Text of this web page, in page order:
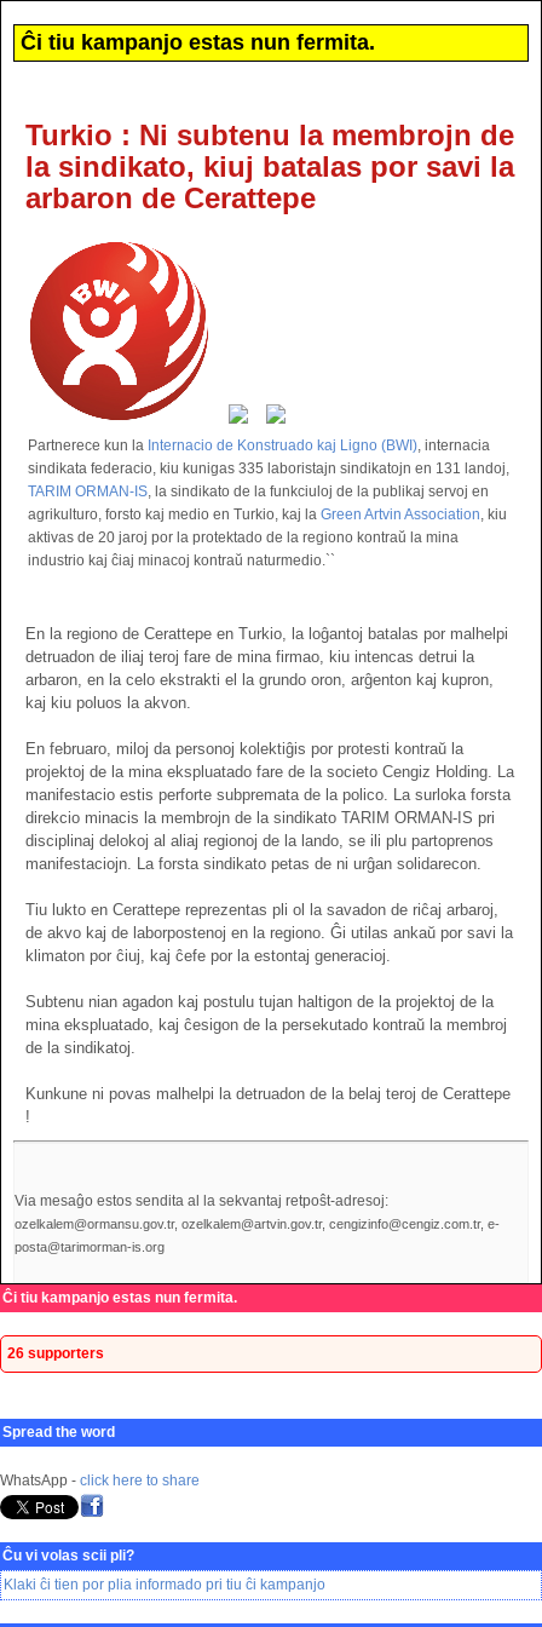
Ĉi tiu kampanjo estas nun fermita.
Turkio : Ni subtenu la membrojn de
la sindikato, kiuj batalas por savi la
arbaron de Cerattepe
Partnerece kun la Internacio de Konstruado kaj Ligno (BWI), internacia
sindikata federacio, kiu kunigas 335 laboristajn sindikatojn en 131 landoj,
TARIM ORMAN-IS, la sindikato de la funkciuloj de la publikaj servoj en
agrikulturo, forsto kaj medio en Turkio, kaj la Green Artvin Association, kiu
aktivas de 20 jaroj por la protektado de la regiono kontraŭ la mina
industrio kaj ĉiaj minacoj kontraŭ naturmedio.``
En la regiono de Cerattepe en Turkio, la loĝantoj batalas por malhelpi
detruadon de iliaj teroj fare de mina firmao, kiu intencas detrui la
arbaron, en la celo ekstrakti el la grundo oron, arĝenton kaj kupron,
kaj kiu poluos la akvon.
En februaro, miloj da personoj kolektiĝis por protesti kontraŭ la
projektoj de la mina ekspluatado fare de la societo Cengiz Holding. La
manifestacio estis perforte subpremata de la polico. La surloka forsta
direkcio minacis la membrojn de la sindikato TARIM ORMAN-IS pri
disciplinaj delokoj al aliaj regionoj de la lando, se ili plu partoprenos
manifestaciojn. La forsta sindikato petas de ni urĝan solidarecon.
Tiu lukto en Cerattepe reprezentas pli ol la savadon de riĉaj arbaroj,
de akvo kaj de laborpostenoj en la regiono. Ĝi utilas ankaŭ por savi la
klimaton por ĉiuj, kaj ĉefe por la estontaj generacioj.
Subtenu nian agadon kaj postulu tujan haltigon de la projektoj de la
mina ekspluatado, kaj ĉesigon de la persekutado kontraŭ la membroj
de la sindikatoj.
Kunkune ni povas malhelpi la detruadon de la belaj teroj de Cerattepe
!
Via mesaĝo estos sendita al la sekvantaj retpoŝt-adresoj:
ozelkalem@ormansu.gov.tr, ozelkalem@artvin.gov.tr, cengizinfo@cengiz.com.tr, e-
posta@tarimorman-is.org
Ĉi tiu kampanjo estas nun fermita.
26 supporters
Spread the word
WhatsApp - click here to share
Ĉu vi volas scii pli?
Klaki ĉi tien por plia informado pri tiu ĉi kampanjo